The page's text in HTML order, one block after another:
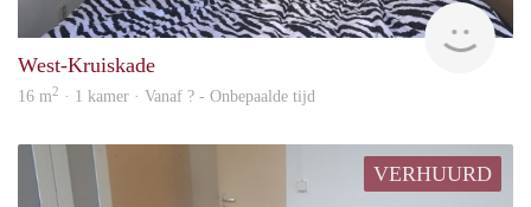
West-Kruiskade
16 m2 · 1 kamer · Vanaf ? - Onbepaalde tijd
VERHUURD